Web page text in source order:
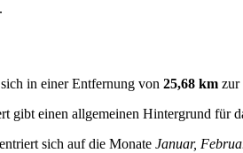
.
in einer Entfernung von 25,68 km zur
gibt einen allgemeinen Hintergrund für
sich auf die Monate Januar,